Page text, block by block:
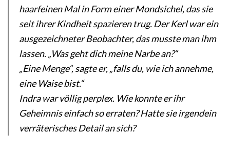
haarfeinen Mal in Form einer Mondsichel, das sie
seit ihrer Kindheit spazieren trug. Der Kerl war ein
ausgezeichneter Beobachter, das musste man ihm
lassen. „Was geht dich meine Narbe an?“
„Eine Menge“, sagte er, „falls du, wie ich annehme,
eine Waise bist.“
Indra war völlig perplex. Wie konnte er ihr
Geheimnis einfach so erraten? Hatte sie irgendein
verräterisches Detail an sich?